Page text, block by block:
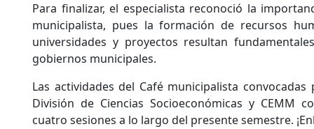
Para finalizar, el especialista reconoció la
municipalista, pues la formación de recursos
universidades y proyectos resultan
gobiernos municipales.
Las actividades del Café municipalista
División de Ciencias Socioeconómicas y CEMM
cuatro sesiones a lo largo del presente semestre.